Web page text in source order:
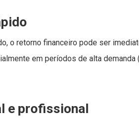
o retorno financeiro pode ser
em períodos de alta
e profissional